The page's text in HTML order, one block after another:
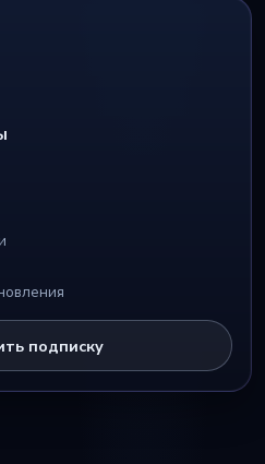
подписку